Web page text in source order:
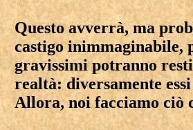
Questo avverrà, ma
castigo inimmaginabile,
gravissimi potranno
realtà: diversamente
Allora, noi facciamo ciò